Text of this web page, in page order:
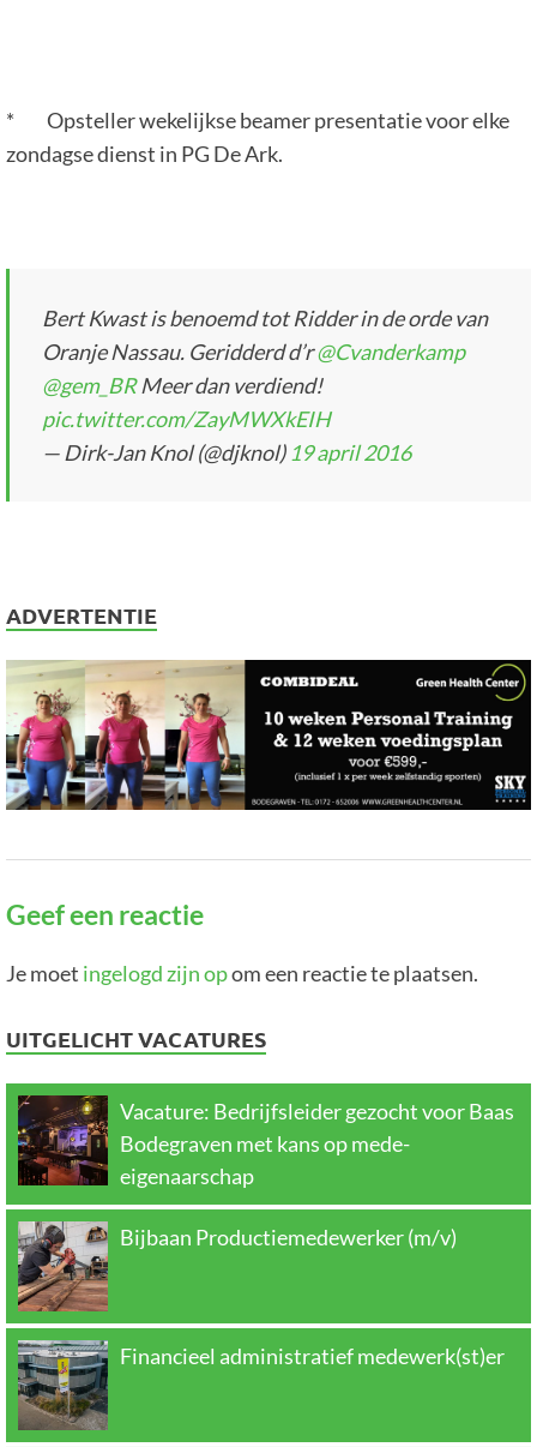
* Opsteller wekelijkse beamer presentatie voor elke
zondagse dienst in PG De Ark.
Bert Kwast is benoemd tot Ridder in de orde van
Oranje Nassau. Geridderd d’r@Cvanderkamp
@gem_BRMeer dan verdiend!
pic.twitter.com/ZayMWXkEIH
— Dirk-Jan Knol (@djknol) 19 april 2016
ADVERTENTIE
Geef een reactie
Je moet ingelogd zijn opom een reactie te plaatsen.
UITGELICHT VACATURES
Vacature: Bedrijfsleider gezocht voor Baas
Bodegraven met kans op mede-
eigenaarschap
Bijbaan Productiemedewerker (m/v)
Financieel administratief medewerk(st)er